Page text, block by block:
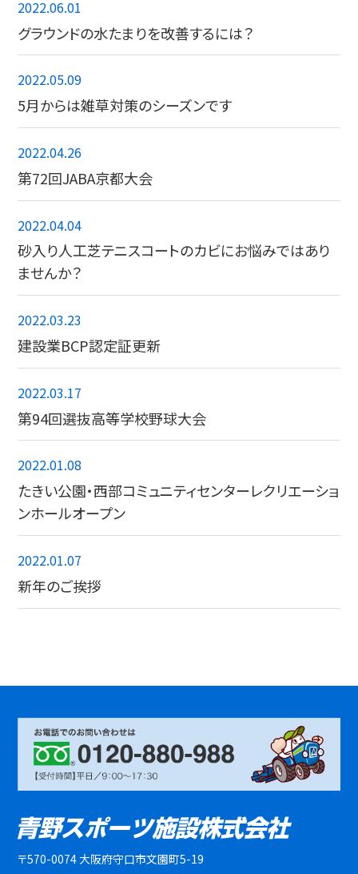
2022.06.01
グラウンドの水たまりを改善するには？
2022.05.09
5月からは雑草対策のシーズンです
2022.04.26
第72回JABA京都大会
2022.04.04
砂入り人工芝テニスコートのカビにお悩みではあり
ませんか？
2022.03.23
建設業BCP認定証更新
2022.03.17
第94回選抜高等学校野球大会
2022.01.08
たきい公園・西部コミュニティセンターレクリエーショ
ンホールオープン
2022.01.07
新年のご挨拶
〒570-0074 大阪府守口市文園町5-19